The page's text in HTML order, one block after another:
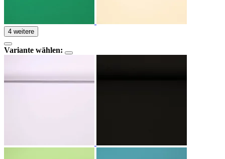
4 weitere
Variante wählen: